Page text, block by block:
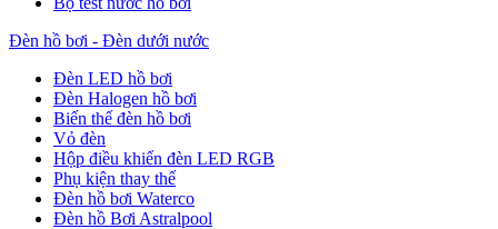
Đèn hồ bơi - Đèn dưới nước
Đèn LED hồ bơi
Đèn Halogen hồ bơi
Biến thế đèn hồ bơi
Vỏ đèn
Hộp điều khiển đèn LED RGB
Phụ kiện thay thế
Đèn hồ bơi Waterco
Đèn hồ Bơi Astralpool